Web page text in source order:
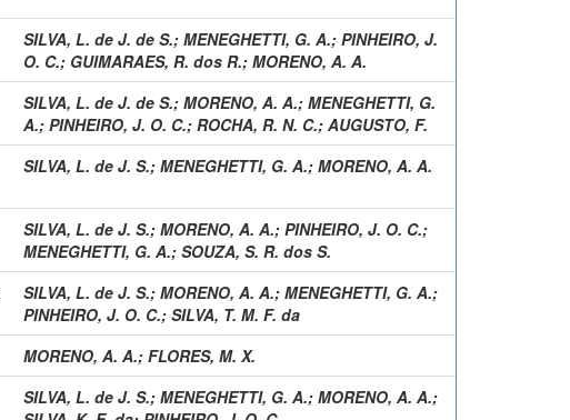
SILVA, L. de J. de S.; MENEGHETTI, G. A.; PINHEIRO, J.
O. C.; GUIMARAES, R. dos R.; MORENO, A. A.
SILVA, L. de J. de S.; MORENO, A. A.; MENEGHETTI, G.
A.; PINHEIRO, J. O. C.; ROCHA, R. N. C.; AUGUSTO, F.
SILVA, L. de J. S.; MENEGHETTI, G. A.; MORENO, A. A.
SILVA, L. de J. S.; MORENO, A. A.; PINHEIRO, J. O. C.;
MENEGHETTI, G. A.; SOUZA, S. R. dos S.
SILVA, L. de J. S.; MORENO, A. A.; MENEGHETTI, G. A.;
PINHEIRO, J. O. C.; SILVA, T. M. F. da
MORENO, A. A.; FLORES, M. X.
SILVA, L. de J. S.; MENEGHETTI, G. A.; MORENO, A. A.;